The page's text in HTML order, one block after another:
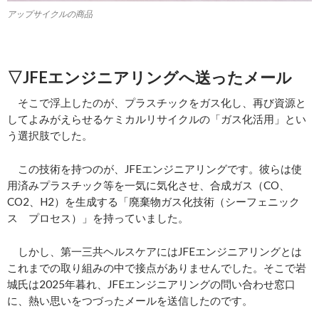
アップサイクルの商品
▽JFEエンジニアリングへ送ったメール
そこで浮上したのが、プラスチックをガス化し、再び資源と
してよみがえらせるケミカルリサイクルの「ガス化活用」とい
う選択肢でした。
この技術を持つのが、JFEエンジニアリングです。彼らは使
用済みプラスチック等を一気に気化させ、合成ガス（CO、
CO2、H2）を生成する「廃棄物ガス化技術（シーフェニック
ス プロセス）」を持っていました。
しかし、第一三共ヘルスケアにはJFEエンジニアリングとは
これまでの取り組みの中で接点がありませんでした。そこで岩
城氏は2025年暮れ、JFEエンジニアリングの問い合わせ窓口
に、熱い思いをつづったメールを送信したのです。